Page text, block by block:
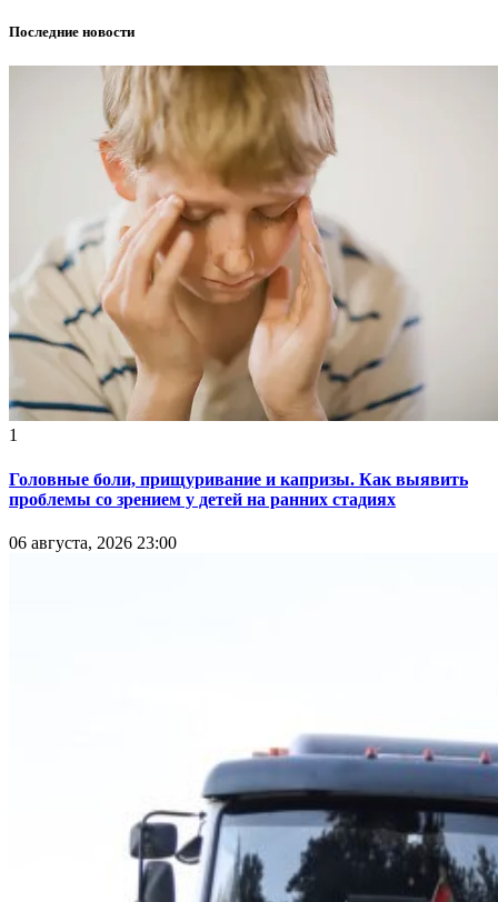
Последние новости
1
Головные боли, прищуривание и капризы. Как выявить
проблемы со зрением у детей на ранних стадиях
06 августа, 2026 23:00